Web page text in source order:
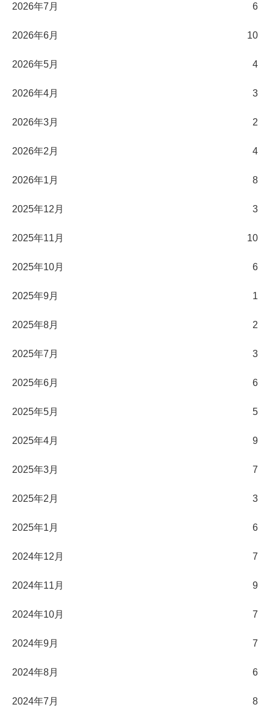
2026年7月 6
2026年6月 10
2026年5月 4
2026年4月 3
2026年3月 2
2026年2月 4
2026年1月 8
2025年12月 3
2025年11月 10
2025年10月 6
2025年9月 1
2025年8月 2
2025年7月 3
2025年6月 6
2025年5月 5
2025年4月 9
2025年3月 7
2025年2月 3
2025年1月 6
2024年12月 7
2024年11月 9
2024年10月 7
2024年9月 7
2024年8月 6
2024年7月 8